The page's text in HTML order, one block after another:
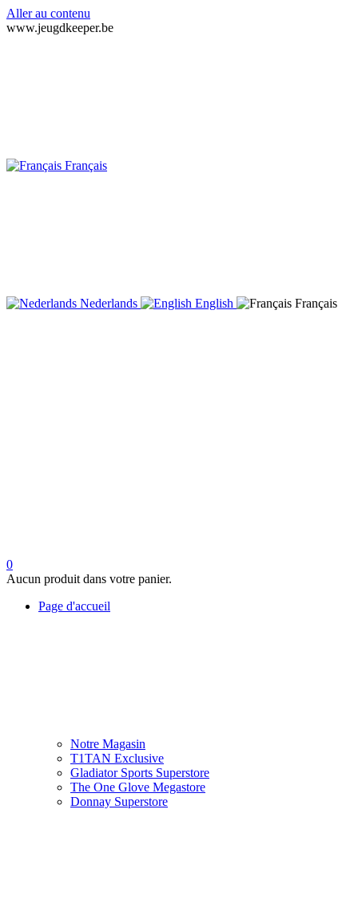
Aller au contenu
www.jeugdkeeper.be
Français
Nederlands English Français
0
Aucun produit dans votre panier.
Page d'accueil
Notre Magasin
T1TAN Exclusive
Gladiator Sports Superstore
The One Glove Megastore
Donnay Superstore